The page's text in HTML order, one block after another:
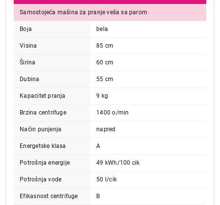
Samostojeća mašina za pranje veša sa parom
Boja bela
Visina 85 cm
Širina 60 cm
Dubina 55 cm
Kapacitet pranja 9 kg
Brzina centrifuge 1400 o/min
Način punjenja napred
Energetske klasa A
Potrošnja energije 49 kWh/100 cik
Potrošnja vode 50 l/cik
Efikasnost centrifuge B